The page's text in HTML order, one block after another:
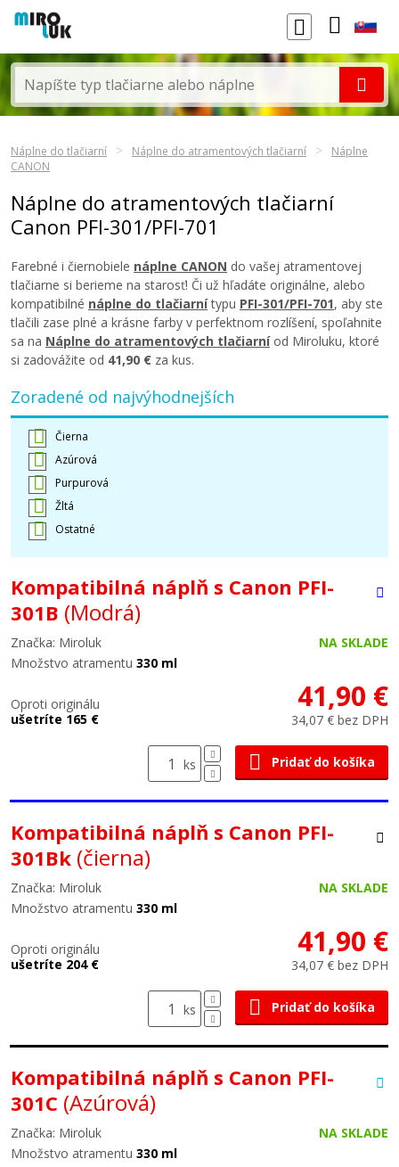
Náplne do tlačiarní Náplne do atramentových tlačiarní
Náplne
CANON
Náplne do atramentových tlačiarní
Canon PFI-301/PFI-701
Farebné i čiernobiele náplne CANON do vašej atramentovej
tlačiarne si berieme na starosť! Či už hľadáte originálne, alebo
kompatibilné náplne do tlačiarnítypu PFI-301/PFI-701, aby ste
tlačili zase plné a krásne farby v perfektnom rozlíšení, spoľahnite
sa na Náplne do atramentových tlačiarníod Miroluku, ktoré
si zadovážite od 41,90 € za kus.
Zoradené od najvýhodnejších
Čierna
Azúrová
Purpurová
Žltá
Ostatné
Kompatibilná náplň s Canon PFI-
301B (Modrá)
Značka: Miroluk
NA SKLADE
Množstvo atramentu 330 ml
Oproti originálu
ušetríte 165 €
41,90 €
34,07 € bez DPH
ks Pridať do košíka
Kompatibilná náplň s Canon PFI-
301Bk (čierna)
Značka: Miroluk
NA SKLADE
Množstvo atramentu 330 ml
Oproti originálu
ušetríte 204 €
41,90 €
34,07 € bez DPH
ks Pridať do košíka
Kompatibilná náplň s Canon PFI-
301C (Azúrová)
Značka: Miroluk
NA SKLADE
Množstvo atramentu 330 ml